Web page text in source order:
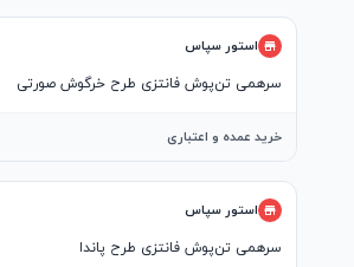
استور سپاس
سرهمی تن‌پوش فانتزی طرح خرگوش صورتی
خرید عمده و اعتباری
استور سپاس
سرهمی تن‌پوش فانتزی طرح پاندا